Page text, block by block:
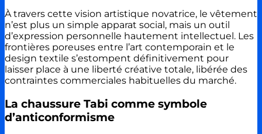
À travers cette vision artistique novatrice, le vêtement
n’est plus un simple apparat social, mais un outil
d’expression personnelle hautement intellectuel. Les
frontières poreuses entre l’art contemporain et le
design textile s’estompent définitivement pour
laisser place à une liberté créative totale, libérée des
contraintes commerciales habituelles du marché.
La chaussure Tabi comme symbole
d’anticonformisme